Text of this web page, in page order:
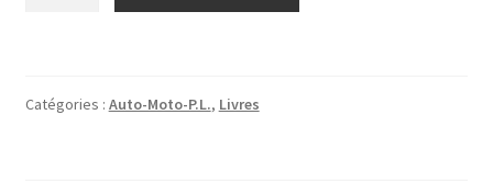
De
Catégories : Auto-Moto-P.L., Livres